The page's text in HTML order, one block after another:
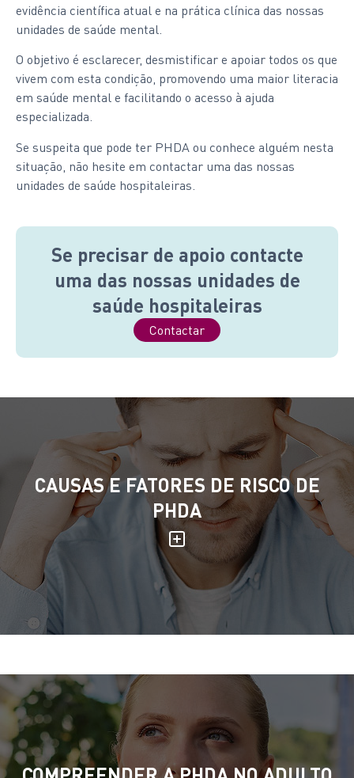
evidência científica atual e na prática clínica das nossas
unidades de saúde mental.
O objetivo é esclarecer, desmistificar e apoiar todos os que
vivem com esta condição, promovendo uma maior literacia
em saúde mental e facilitando o acesso à ajuda
especializada.
Se suspeita que pode ter PHDA ou conhece alguém nesta
situação, não hesite em contactar uma das nossas
unidades de saúde hospitaleiras.
Se precisar de apoio contacte
uma das nossas unidades de
saúde hospitaleiras
Contactar
CAUSAS E FATORES DE RISCO DE
PHDA